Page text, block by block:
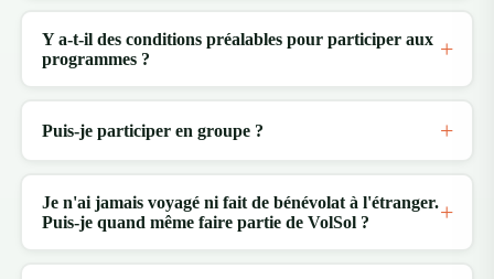
Y a-t-il des conditions préalables pour participer aux
programmes ?
Puis-je participer en groupe ?
Je n'ai jamais voyagé ni fait de bénévolat à l'étranger.
Puis-je quand même faire partie de VolSol ?